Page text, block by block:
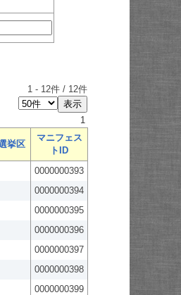
1 - 12件 / 12件
1
挙区
マニフェス
トID
0000000393
0000000394
0000000395
0000000396
0000000397
0000000398
0000000399